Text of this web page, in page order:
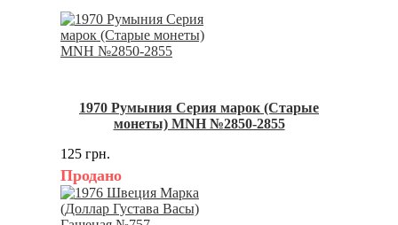
1970 Румыния Серия марок (Старые
монеты) MNH №2850-2855
125 грн.
Продано